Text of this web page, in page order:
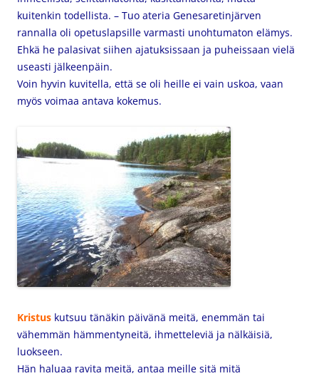
kuitenkin todellista. – Tuo ateria Genesaretinjärven
rannalla oli opetuslapsille varmasti unohtumaton elämys.
Ehkä he palasivat siihen ajatuksissaan ja puheissaan vielä
useasti jälkeenpäin.
Voin hyvin kuvitella, että se oli heille ei vain uskoa, vaan
myös voimaa antava kokemus.
Kristus kutsuu tänäkin päivänä meitä, enemmän tai
vähemmän hämmentyneitä, ihmetteleviä ja nälkäisiä,
luokseen.
Hän haluaa ravita meitä, antaa meille sitä mitä